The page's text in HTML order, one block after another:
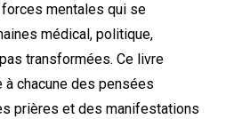
mentales qui se
médical, politique,
transformées. Ce livre
à chacune des pensées
prières et des manifestations